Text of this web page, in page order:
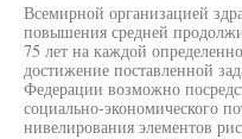
Всемирной организацией
повышения средней
75 лет на каждой
достижение поставленной
Федерации возможно
социально-экономического
нивелирования элементов